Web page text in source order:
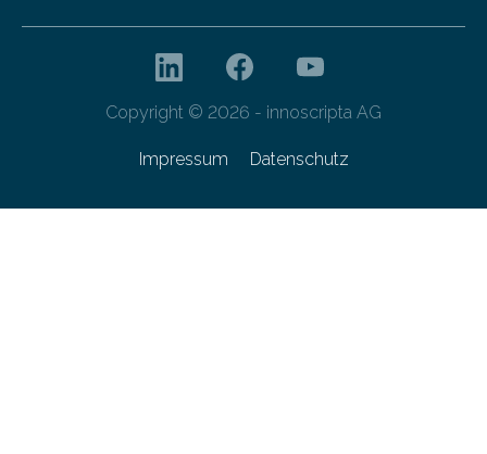
Copyright © 2026 - innoscripta AG
Impressum Datenschutz